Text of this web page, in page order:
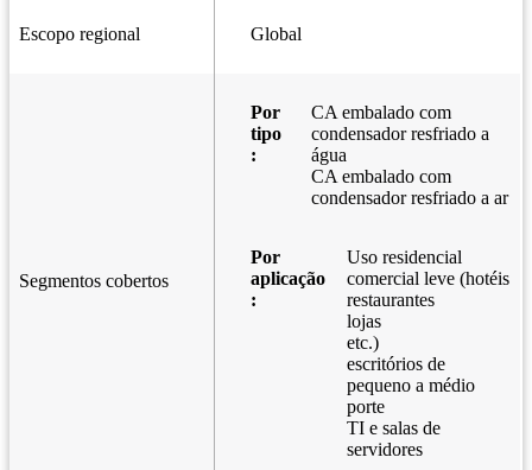
Escopo regional Global
Segmentos cobertos
Por
tipo
:
CA embalado com
condensador resfriado a
água
CA embalado com
condensador resfriado a ar
Por
aplicação
:
Uso residencial
comercial leve (hotéis
restaurantes
lojas
etc.)
escritórios de
pequeno a médio
porte
TI e salas de
servidores